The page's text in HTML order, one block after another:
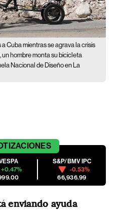
Cuba mientras se agrava la crisis
un hombre monta su bicicleta
Nacional de Diseño en La
+0.47%
S&P/BMV IPC
-0.53%
66,936.99
enviando ayuda